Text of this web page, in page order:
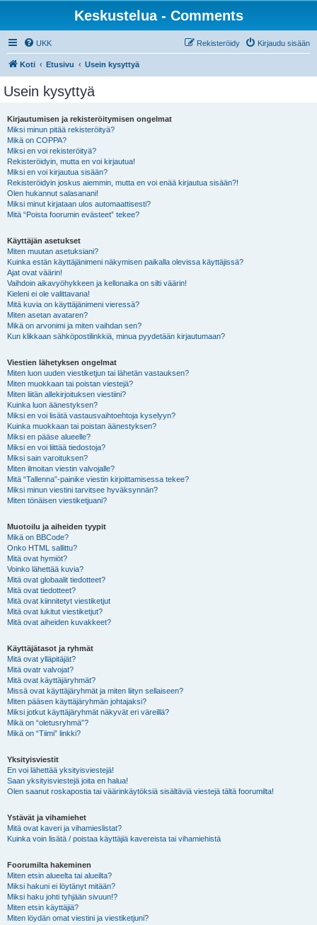
Keskustelua - Comments
UKK Kirjaudu sisään
Rekisteröidy
Koti Etusivu Usein kysyttyä
Usein kysyttyä
Kirjautumisen ja rekisteröitymisen ongelmat
Miksi minun pitää rekisteröityä?
Mikä on COPPA?
Miksi en voi rekisteröityä?
Rekisteröidyin, mutta en voi kirjautua!
Miksi en voi kirjautua sisään?
Rekisteröidyin joskus aiemmin, mutta en voi enää kirjautua sisään?!
Olen hukannut salasanani!
Miksi minut kirjataan ulos automaattisesti?
Mitä “Poista foorumin evästeet” tekee?
Käyttäjän asetukset
Miten muutan asetuksiani?
Kuinka estän käyttäjänimeni näkymisen paikalla olevissa käyttäjissä?
Ajat ovat väärin!
Vaihdoin aikavyöhykkeen ja kellonaika on silti väärin!
Kieleni ei ole valittavana!
Mitä kuvia on käyttäjänimeni vieressä?
Miten asetan avataren?
Mikä on arvonimi ja miten vaihdan sen?
Kun klikkaan sähköpostilinkkiä, minua pyydetään kirjautumaan?
Viestien lähetyksen ongelmat
Miten luon uuden viestiketjun tai lähetän vastauksen?
Miten muokkaan tai poistan viestejä?
Miten liitän allekirjoituksen viestiini?
Kuinka luon äänestyksen?
Miksi en voi lisätä vastausvaihtoehtoja kyselyyn?
Kuinka muokkaan tai poistan äänestyksen?
Miksi en pääse alueelle?
Miksi en voi liittää tiedostoja?
Miksi sain varoituksen?
Miten ilmoitan viestin valvojalle?
Mitä “Tallenna”-painike viestin kirjoittamisessa tekee?
Miksi minun viestini tarvitsee hyväksynnän?
Miten tönäisen viestiketjuani?
Muotoilu ja aiheiden tyypit
Mikä on BBCode?
Onko HTML sallittu?
Mitä ovat hymiöt?
Voinko lähettää kuvia?
Mitä ovat globaalit tiedotteet?
Mitä ovat tiedotteet?
Mitä ovat kiinnitetyt viestiketjut
Mitä ovat lukitut viestiketjut?
Mitä ovat aiheiden kuvakkeet?
Käyttäjätasot ja ryhmät
Mitä ovat ylläpitäjät?
Mitä ovatr valvojat?
Mitä ovat käyttäjäryhmät?
Missä ovat käyttäjäryhmät ja miten liityn sellaiseen?
Miten pääsen käyttäjäryhmän johtajaksi?
Miksi jotkut käyttäjäryhmät näkyvät eri väreillä?
Mikä on “oletusryhmä”?
Mikä on “Tiimi” linkki?
Yksityisviestit
En voi lähettää yksityisviestejä!
Saan yksityisviestejä joita en halua!
Olen saanut roskapostia tai väärinkäytöksiä sisältäviä viestejä tältä foorumilta!
Ystävät ja vihamiehet
Mitä ovat kaveri ja vihamieslistat?
Kuinka voin lisätä / poistaa käyttäjiä kavereista tai vihamiehistä
Foorumilta hakeminen
Miten etsin alueelta tai alueilta?
Miksi hakuni ei löytänyt mitään?
Miksi haku johti tyhjään sivuun!?
Miten etsin käyttäjiä?
Miten löydän omat viestini ja viestiketjuni?